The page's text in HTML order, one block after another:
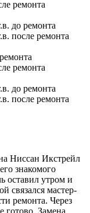
Ниссан Икстрейл
знакомого
оставил утром и
связался мастер-
ремонта. Через